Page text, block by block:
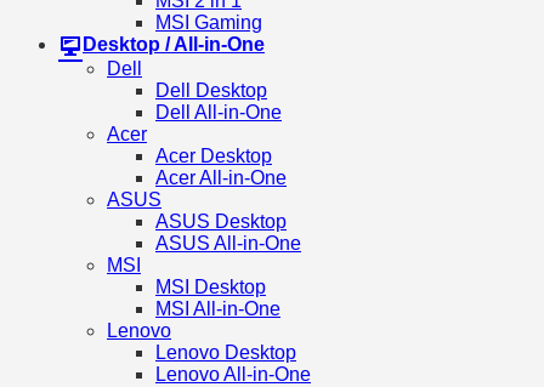
MSI Gaming
Desktop / All-in-One
Dell
Dell Desktop
Dell All-in-One
Acer
Acer Desktop
Acer All-in-One
ASUS
ASUS Desktop
ASUS All-in-One
MSI
MSI Desktop
MSI All-in-One
Lenovo
Lenovo Desktop
Lenovo All-in-One